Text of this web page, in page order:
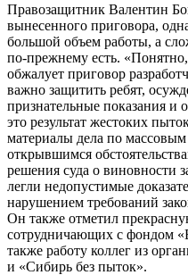
Правозащитник Валентин
вынесенного приговора,
большой объем работы, а
по-прежнему есть. «Понятно,
обжалует приговор
важно защитить ребят,
признательные показания и
это результат жестоких
материалы дела по
открывшимся
решения суда о виновности
легли недопустимые
нарушением требований
Он также отметил
сотрудничающих с фондом
также работу коллег из
и «Сибирь без пыток».